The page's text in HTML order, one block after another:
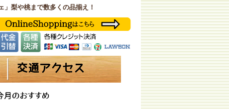
梨や桃まで数多くの品揃え！